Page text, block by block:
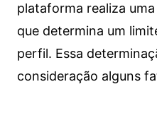
plataforma realiza
que determina um
perfil. Essa
consideração alguns